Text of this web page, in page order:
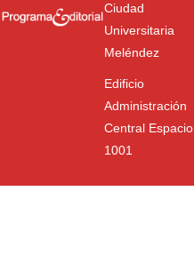
Ciudad
Universitaria
Meléndez
Edificio
Administración
Central Espacio
1001